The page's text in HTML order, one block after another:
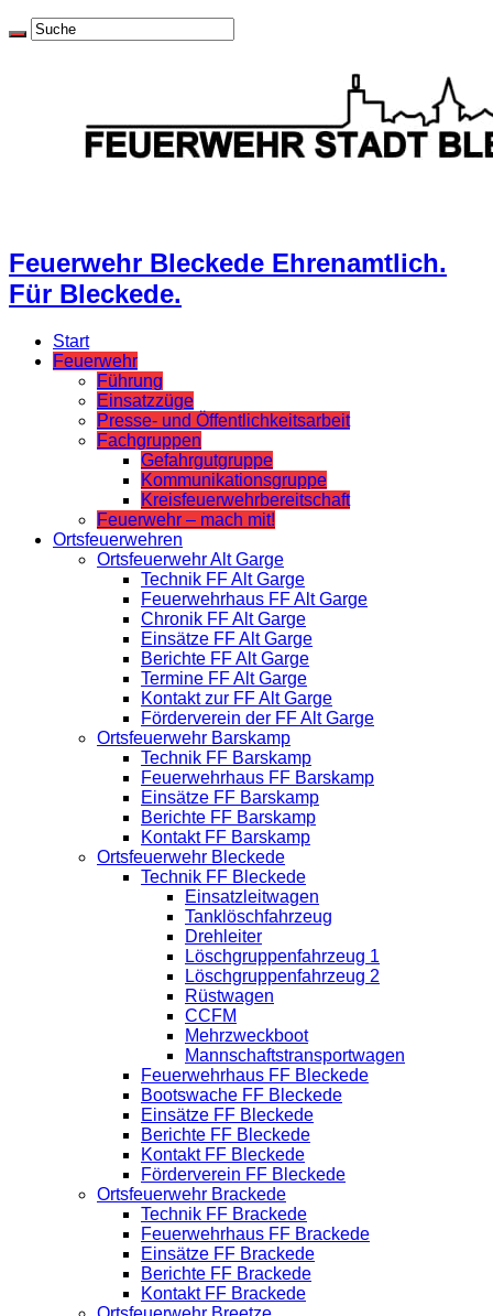
Feuerwehr Bleckede Ehrenamtlich.
Für Bleckede.
Start
Feuerwehr
Führung
Einsatzzüge
Presse- und Öffentlichkeitsarbeit
Fachgruppen
Gefahrgutgruppe
Kommunikationsgruppe
Kreisfeuerwehrbereitschaft
Feuerwehr – mach mit!
Ortsfeuerwehren
Ortsfeuerwehr Alt Garge
Technik FF Alt Garge
Feuerwehrhaus FF Alt Garge
Chronik FF Alt Garge
Einsätze FF Alt Garge
Berichte FF Alt Garge
Termine FF Alt Garge
Kontakt zur FF Alt Garge
Förderverein der FF Alt Garge
Ortsfeuerwehr Barskamp
Technik FF Barskamp
Feuerwehrhaus FF Barskamp
Einsätze FF Barskamp
Berichte FF Barskamp
Kontakt FF Barskamp
Ortsfeuerwehr Bleckede
Technik FF Bleckede
Einsatzleitwagen
Tanklöschfahrzeug
Drehleiter
Löschgruppenfahrzeug 1
Löschgruppenfahrzeug 2
Rüstwagen
CCFM
Mehrzweckboot
Mannschaftstransportwagen
Feuerwehrhaus FF Bleckede
Bootswache FF Bleckede
Einsätze FF Bleckede
Berichte FF Bleckede
Kontakt FF Bleckede
Förderverein FF Bleckede
Ortsfeuerwehr Brackede
Technik FF Brackede
Feuerwehrhaus FF Brackede
Einsätze FF Brackede
Berichte FF Brackede
Kontakt FF Brackede